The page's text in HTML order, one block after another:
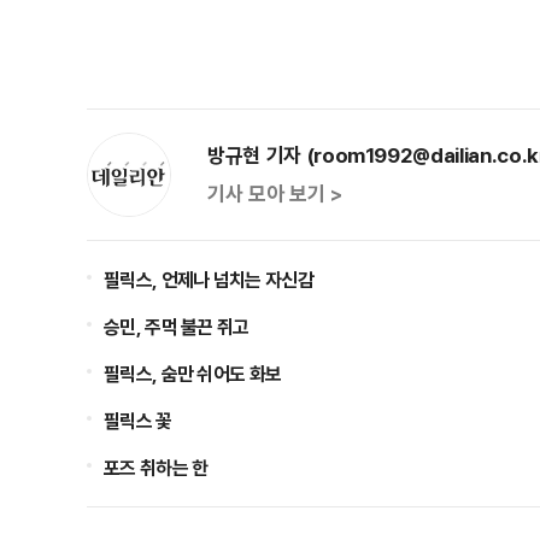
방규현 기자
기사 모아 보기 >
필릭스, 언제나 넘치는 자신감
승민, 주먹 불끈 쥐고
필릭스, 숨만 쉬어도 화보
필릭스 꽃
포즈 취하는 한